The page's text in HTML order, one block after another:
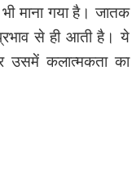
माना गया है। जातक
से ही आती है। ये
उसमें कलात्मकता का